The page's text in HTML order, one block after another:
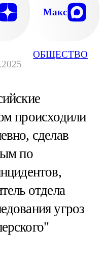
ОБЩЕСТВО
Макс
происходили
сделав
по
отдела
угроз